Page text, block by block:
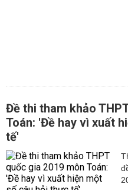
Đề thi tham khảo
Toán: 'Đề hay vì xuất
tế'